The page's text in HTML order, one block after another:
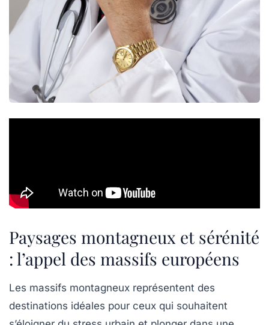
Paysages montagneux et sérénité
: l’appel des massifs européens
Les massifs montagneux représentent des
destinations idéales pour ceux qui souhaitent